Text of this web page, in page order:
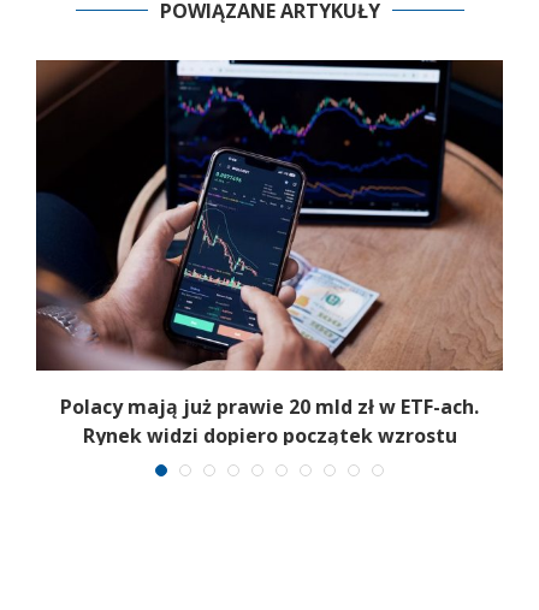
POWIĄZANE ARTYKUŁY
Polacy mają już prawie 20 mld zł w ETF-ach.
Rynek widzi dopiero początek wzrostu